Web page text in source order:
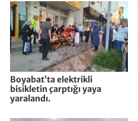
Boyabat’ta elektrikli
bisikletin çarptığı yaya
yaralandı.